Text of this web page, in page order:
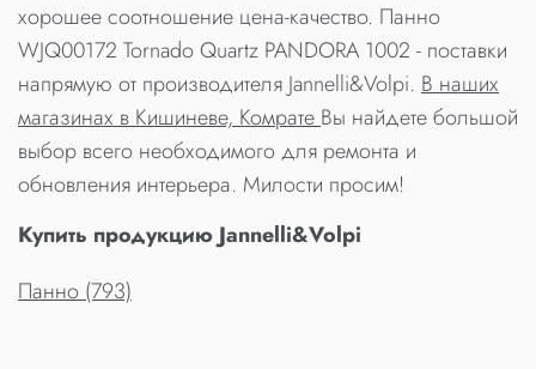
хорошее соотношение цена-качество. Панно
WJQ00172 Tornado Quartz PANDORA 1002 - поставки
напрямую от производителя Jannelli&Volpi. В наших
магазинах в Кишиневе, Комрате Вы найдете большой
выбор всего необходимого для ремонта и
обновления интерьера. Милости просим!
Купить продукцию Jannelli&Volpi
Панно (793)